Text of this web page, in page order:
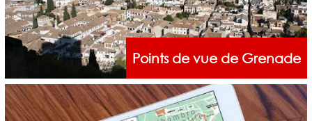
Points de vue de Grenade